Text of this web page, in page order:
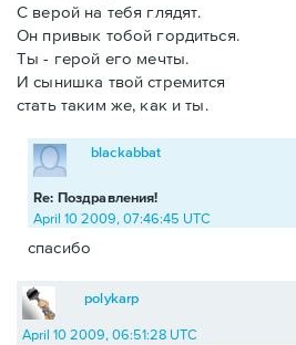
С верой на тебя глядят.
Он привык тобой гордиться.
Ты - герой его мечты.
И сынишка твой стремится
стать таким же, как и ты.
Re: Поздравления!
blackabbat
April 10 2009, 07:46:45 UTC
спасибо
polykarp
April 10 2009, 06:51:28 UTC